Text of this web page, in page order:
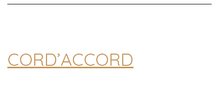
CORD’ACCORD